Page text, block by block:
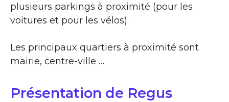
plusieurs parkings à proximité (pour les
voitures et pour les vélos).
Les principaux quartiers à proximité sont
mairie, centre-ville …
Présentation de Regus